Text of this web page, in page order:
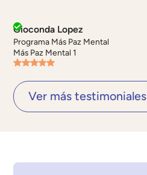
Gioconda Lopez
Programa Más Paz Mental
Más Paz Mental 1
Ver más testimoniales